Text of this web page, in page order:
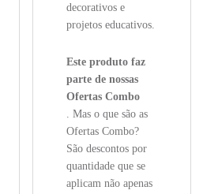
decorativos e
projetos educativos.
Este produto faz
parte de nossas
Ofertas Combo
. Mas o que são as
Ofertas Combo?
São descontos por
quantidade que se
aplicam não apenas